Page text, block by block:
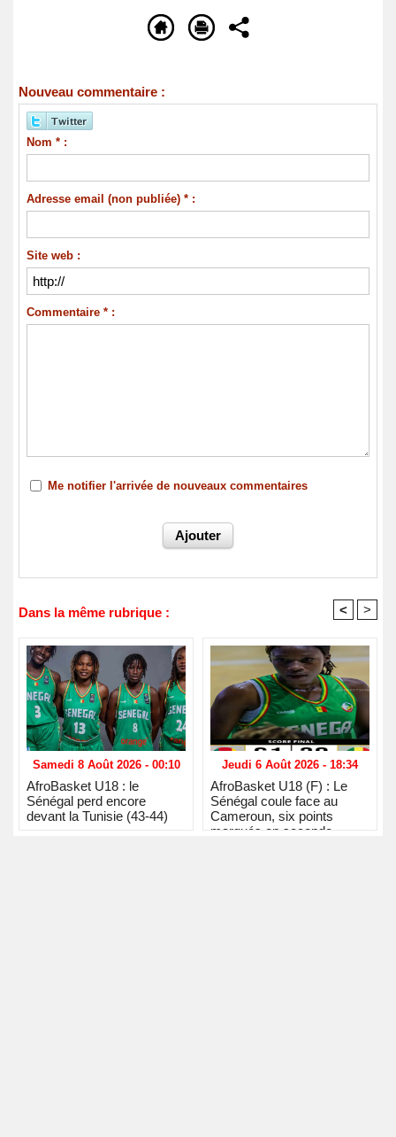
Nouveau commentaire :
Nom * :
Adresse email (non publiée) * :
Site web :
Commentaire * :
Me notifier l'arrivée de nouveaux commentaires
Dans la même rubrique : < >
Samedi 8 Août 2026 - 00:10
AfroBasket U18 : le
Sénégal perd encore
devant la Tunisie (43-44)
Jeudi 6 Août 2026 - 18:34
AfroBasket U18 (F) : Le
Sénégal coule face au
Cameroun, six points
marqués en seconde